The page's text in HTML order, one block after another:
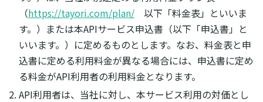
（https://tayori.com/plan/ 以下「料金表」といいま
す。）または本APIサービス申込書（以下「申込書」と
いいます。）に定めるものとします。なお、料金表と申
込書に定める利用料金が異なる場合には、申込書に定め
る料金がAPI利用者の利用料金となります。
API利用者は、当社に対し、本サービス利用の対価とし